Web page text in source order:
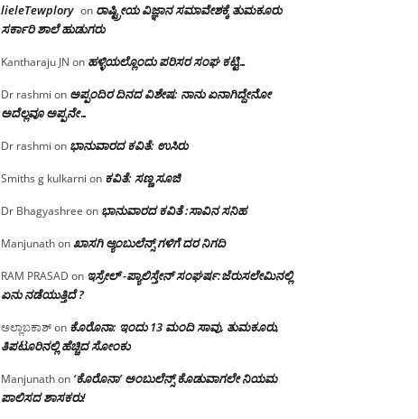
lieleTewplory on ರಾಷ್ಟ್ರೀಯ ವಿಜ್ಞಾನ ಸಮಾವೇಶಕ್ಕೆ‌ ತುಮಕೂರು
ಸರ್ಕಾರಿ ಶಾಲೆ ಹುಡುಗರು
Kantharaju JN on ಹಳ್ಳಿಯಲ್ಲೊಂದು ಪರಿಸರ ಸಂಘ ಕಟ್ಟಿ…
Dr rashmi on ಅಪ್ಪಂದಿರ ದಿನದ ವಿಶೇಷ: ನಾನು ಏನಾಗಿದ್ದೇನೋ‌
ಅದೆಲ್ಲವೂ ಅಪ್ಪನೇ…
Dr rashmi on ಭಾನುವಾರದ ಕವಿತೆ: ಉಸಿರು
Smiths g kulkarni on ಕವಿತೆ: ಸಣ್ಣ ಸೂಜಿ
Dr Bhagyashree on ಭಾನುವಾರದ ಕವಿತೆ :ಸಾವಿನ ಸನಿಹ
Manjunathonಖಾಸಗಿ ಆ್ಯಂಬುಲೆನ್ಸ್ ಗಳಿಗೆ ದರ ನಿಗದಿ
RAM PRASAD on ಇಸ್ರೇಲ್ -ಪ್ಯಾಲಿಸ್ತೇನ್ ಸಂಘರ್ಷ:ಜೆರುಸಲೇಮಿನಲ್ಲಿ
ಏನು ನಡೆಯುತ್ತಿದೆ ?
ಅಲ್ಲಾಬಕಾಶ್on ಕೊರೊನಾ: ಇಂದು 13 ಮಂದಿ ಸಾವು, ತುಮಕೂರು,
ತಿಪಟೂರಿನಲ್ಲಿ ಹೆಚ್ಚಿದ ಸೋಂಕು
Manjunathon ‘ಕೊರೊನಾ’ ಅಂಬುಲೆನ್ಸ್ ಕೊಡುವಾಗಲೇ ನಿಯಮ
ಪಾಲಿಸದ ಶಾಸಕರು!